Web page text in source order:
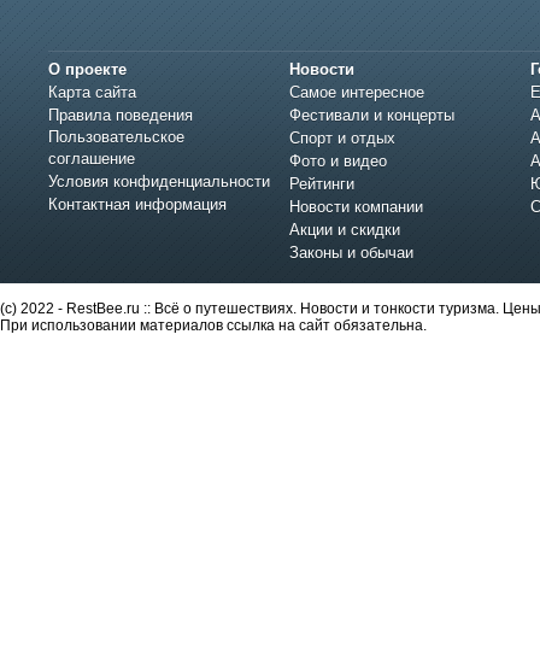
О проекте
Карта сайта
Правила поведения
Пользовательское
соглашение
Условия конфиденциальности
Контактная информация
Новости
Самое интересное
Фестивали и концерты
Спорт и отдых
Фото и видео
Рейтинги
Новости компании
Акции и скидки
Законы и обычаи
(c) 2022 - RestBee.ru :: Всё о путешествиях. Новости и тонкости туризма.
При использовании материалов ссылка на сайт обязательна.